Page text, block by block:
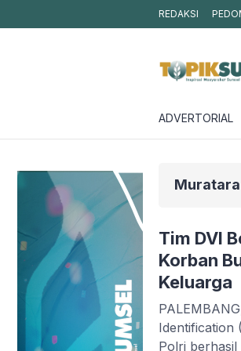
REDAKSI
Karhutla, BPBD dan Damkar Muba
ADVERTORIAL
Muratara
Tim DVI
Korban
Keluarga
Identification
Polri berhasil